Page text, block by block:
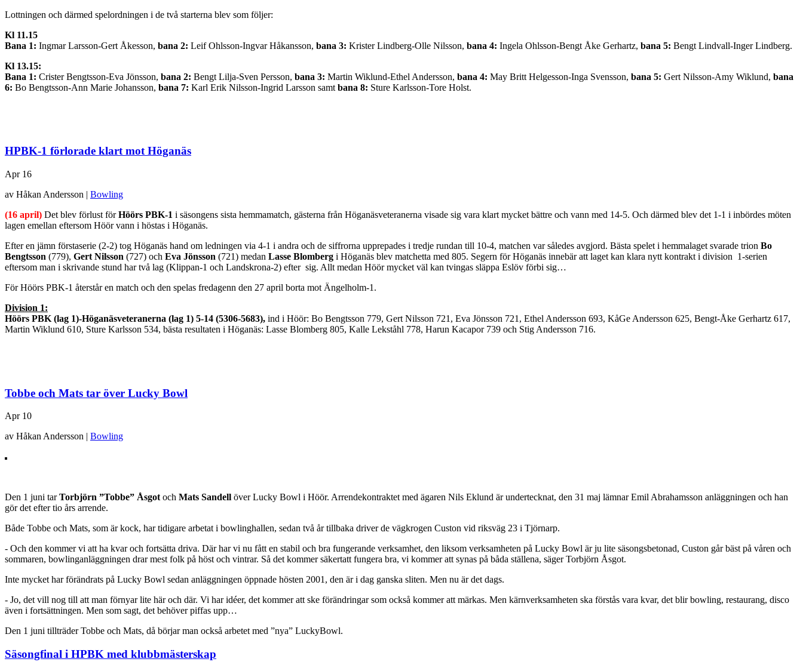
Lottningen och därmed spelordningen i de två starterna blev som följer:
Kl 11.15
Bana 1: Ingmar Larsson-Gert Åkesson, bana 2: Leif Ohlsson-Ingvar Håkansson, bana 3: Krister Lindberg-Olle Nilsson, bana 4: Ingela Ohlsson-Bengt Åke Gerhartz, bana 5: Bengt Lindvall-Inger Lindberg.
Kl 13.15:
Bana 1: Crister Bengtsson-Eva Jönsson, bana 2: Bengt Lilja-Sven Persson, bana 3: Martin Wiklund-Ethel Andersson, bana 4: May Britt Helgesson-Inga Svensson, bana 5: Gert Nilsson-Amy Wiklund, bana
6: Bo Bengtsson-Ann Marie Johansson, bana 7: Karl Erik Nilsson-Ingrid Larsson samt bana 8: Sture Karlsson-Tore Holst.
HPBK-1 förlorade klart mot Höganäs
Apr 16
av Håkan Andersson | Bowling
(16 april) Det blev förlust förHöörs PBK-1 i säsongens sista hemmamatch, gästerna från Höganäsveteranerna visade sig vara klart mycket bättre och vann med 14-5. Och därmed blev det 1-1 i inbördes möten
lagen emellan eftersom Höör vann i höstas i Höganäs.
Efter en jämn förstaserie (2-2) tog Höganäs hand om ledningen via 4-1 i andra och de siffrorna upprepades i tredje rundan till 10-4, matchen var således avgjord. Bästa spelet i hemmalaget svarade trion Bo
Bengtsson (779), Gert Nilsson (727) och Eva Jönsson (721) medan Lasse Blomberg i Höganäs blev matchetta med 805. Segern för Höganäs innebär att laget kan klara nytt kontrakt i division 1-serien
eftersom man i skrivande stund har två lag (Klippan-1 och Landskrona-2) efter sig. Allt medan Höör mycket väl kan tvingas släppa Eslöv förbi sig…
För Höörs PBK-1 återstår en match och den spelas fredagenn den 27 april borta mot Ängelholm-1.
Division 1:
Höörs PBK (lag 1)-Höganäsveteranerna (lag 1) 5-14 (5306-5683), ind i Höör: Bo Bengtsson 779, Gert Nilsson 721, Eva Jönsson 721, Ethel Andersson 693, KåGe Andersson 625, Bengt-Åke Gerhartz 617,
Martin Wiklund 610, Sture Karlsson 534, bästa resultaten i Höganäs: Lasse Blomberg 805, Kalle Lekståhl 778, Harun Kacapor 739 och Stig Andersson 716.
Tobbe och Mats tar över Lucky Bowl
Apr 10
av Håkan Andersson | Bowling
Den 1 juni tarTorbjörn ”Tobbe” Åsgotoch Mats Sandell över Lucky Bowl i Höör. Arrendekontraktet med ägaren Nils Eklund är undertecknat, den 31 maj lämnar Emil Abrahamsson anläggningen och han
gör det efter tio års arrende.
Både Tobbe och Mats, som är kock, har tidigare arbetat i bowlinghallen, sedan två år tillbaka driver de vägkrogen Custon vid riksväg 23 i Tjörnarp.
- Och den kommer vi att ha kvar och fortsätta driva. Där har vi nu fått en stabil och bra fungerande verksamhet, den liksom verksamheten på Lucky Bowl är ju lite säsongsbetonad, Custon går bäst på våren och
sommaren, bowlinganläggningen drar mest folk på höst och vintrar. Så det kommer säkertatt fungera bra, vi kommer att synas på båda ställena, säger Torbjörn Åsgot.
Inte mycket har förändrats på Lucky Bowl sedan anläggningen öppnade hösten 2001, den är i dag ganska sliten. Men nu är det dags.
- Jo, det vill nog till att man förnyar lite här och där. Vi har idéer, det kommer att ske förändringar som också kommer att märkas. Men kärnverksamheten ska förstås vara kvar, det blir bowling, restaurang, disco
även i fortsättningen. Men som sagt, det behöver piffas upp…
Den 1 juni tillträder Tobbe och Mats, då börjar man också arbetet med ”nya” LuckyBowl.
Säsongfinal i HPBK med klubbmästerskap